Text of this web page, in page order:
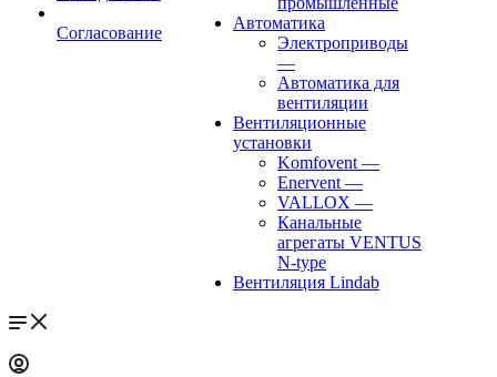
Согласование
Автоматика
Электроприводы
—
Автоматика для
вентиляции
Вентиляционные
установки
Komfovent —
Enervent —
VALLOX —
Канальные
агрегаты VENTUS
N-type
Вентиляция Lindab